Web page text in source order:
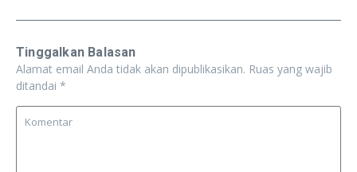
Tinggalkan Balasan
Alamat email Anda tidak akan dipublikasikan. Ruas yang wajib
ditandai *